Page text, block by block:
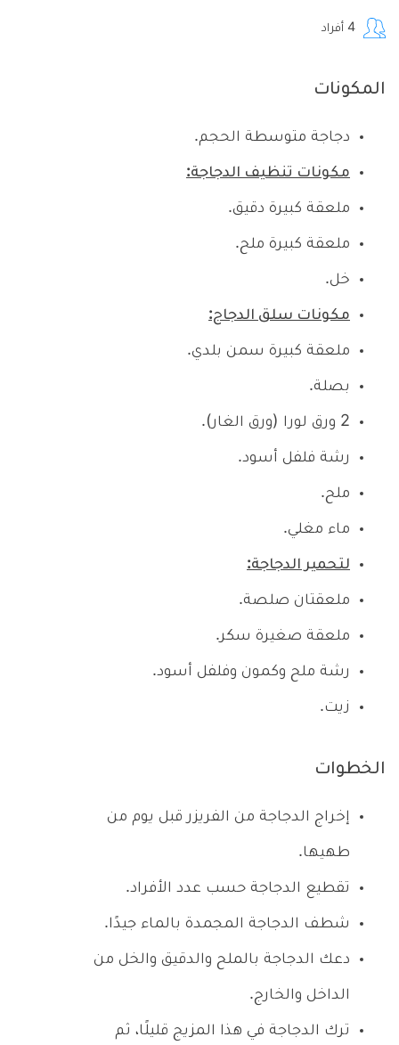
أفراد
المكونات
دجاجة متوسطة الحجم.
مكونات تنظيف الدجاجة:
ملعقة كبيرة دقيق.
ملعقة كبيرة ملح.
خل.
مكونات سلق الدجاج:
ملعقة كبيرة سمن بلدي.
بصلة.
2 ورق لورا (ورق الغار).
رشة فلفل أسود.
ملح.
ماء مغلي.
لتحمير الدجاجة:
ملعقتان صلصة.
ملعقة صغيرة سكر.
رشة ملح وكمون وفلفل أسود.
زيت.
الخطوات
إخراج الدجاجة من الفريزر قبل يوم من
طهيها.
تقطيع الدجاجة حسب عدد الأفراد.
شطف الدجاجة المجمدة بالماء جيدًا.
دعك الدجاجة بالملح والدقيق والخل من
الداخل والخارج.
ترك الدجاجة في هذا المزيج قليلًا، ثم